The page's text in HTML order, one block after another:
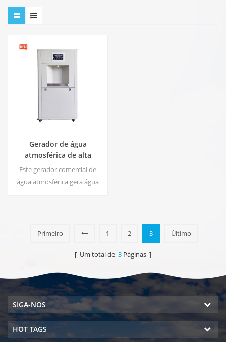
Gerador de água
atmosférica de alta
eficiência |
Início/Dispositivo
Ecológico Comercial | EA-
Este gerador comercial de
água atmosférica gera água
Primeiro
1 2 3 Último
[ Um total de 3 Páginas ]
SIGA-NOS
HOT TAGS